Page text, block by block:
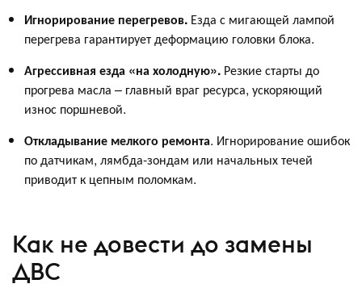
Игнорирование перегревов. Езда с мигающей лампой
перегрева гарантирует деформацию головки блока.
Агрессивная езда «на холодную». Резкие старты до
прогрева масла – главный враг ресурса, ускоряющий
износ поршневой.
Откладывание мелкого ремонта. Игнорирование ошибок
по датчикам, лямбда-зондам или начальных течей
приводит к цепным поломкам.
Как не довести до замены
ДВС